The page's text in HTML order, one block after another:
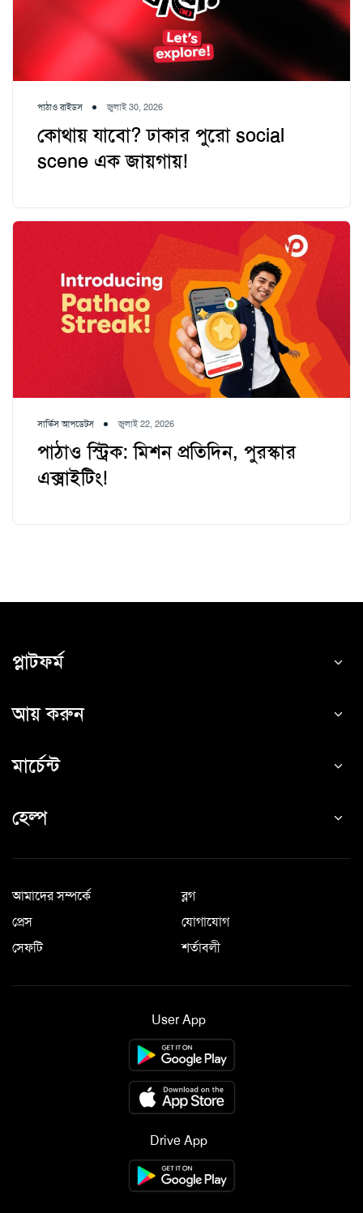
পাঠাও রাইডস জুলাই 30, 2026
কোথায় যাবো? ঢাকার পুরো social
scene এক জায়গায়!
সার্ভিস আপডেটস জুলাই 22, 2026
পাঠাও স্ট্রিক: মিশন প্রতিদিন, পুরস্কার
এক্সাইটিং!
প্লাটফর্ম
আয় করুন
মার্চেন্ট
হেল্প
আমাদের সম্পর্কে
ব্লগ
প্রেস
যোগাযোগ
সেফটি
শর্তাবলী
User App
Drive App